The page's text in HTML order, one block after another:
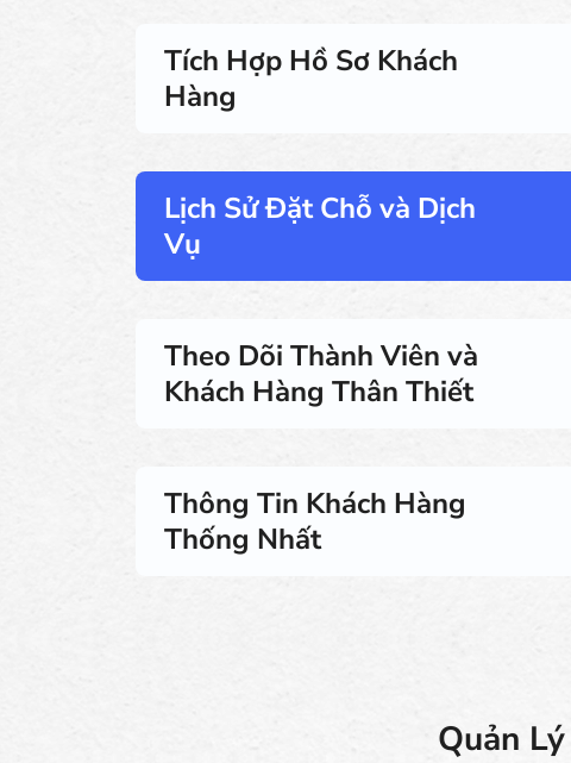
Tích Hợp Hồ Sơ Khách
Hàng
Lịch Sử Đặt Chỗ và Dịch
Vụ
Theo Dõi Thành Viên và
Khách Hàng Thân Thiết
Thông Tin Khách Hàng
Thống Nhất
Quản